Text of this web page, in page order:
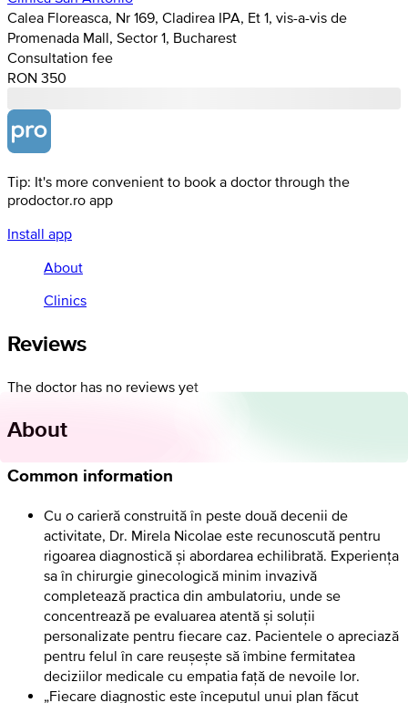
Calea Floreasca, Nr 169, Cladirea IPA, Et 1, vis-a-vis de
Promenada Mall, Sector 1, Bucharest
Consultation fee
RON 350
Tip: It's more convenient to book a doctor through the
prodoctor.ro app
Install app
About
Clinics
Reviews
The doctor has no reviews yet
About
Common information
Cu o carieră construită în peste două decenii de
activitate, Dr. Mirela Nicolae este recunoscută pentru
rigoarea diagnostică și abordarea echilibrată. Experiența
sa în chirurgie ginecologică minim invazivă
completează practica din ambulatoriu, unde se
concentrează pe evaluarea atentă și soluții
personalizate pentru fiecare caz. Pacientele o apreciază
pentru felul în care reușește să îmbine fermitatea
deciziilor medicale cu empatia față de nevoile lor.
„Fiecare diagnostic este începutul unui plan făcut